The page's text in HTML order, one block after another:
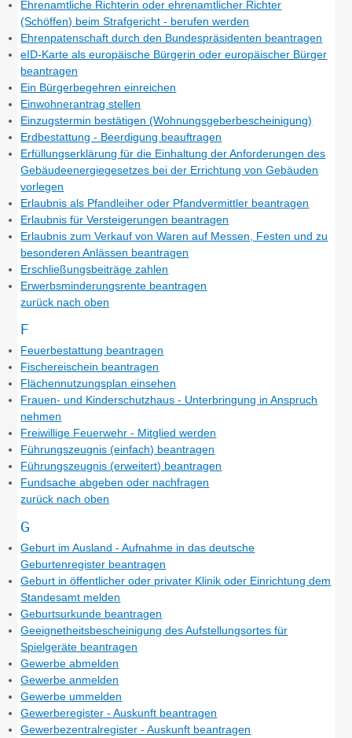
Ehrenamtliche Richterin oder ehrenamtlicher Richter
(Schöffen) beim Strafgericht - berufen werden
Ehrenpatenschaft durch den Bundespräsidenten beantragen
eID-Karte als europäische Bürgerin oder europäischer Bürger
beantragen
Ein Bürgerbegehren einreichen
Einwohnerantrag stellen
Einzugstermin bestätigen (Wohnungsgeberbescheinigung)
Erdbestattung - Beerdigung beauftragen
Erfüllungserklärung für die Einhaltung der Anforderungen des
Gebäudeenergiegesetzes bei der Errichtung von Gebäuden
vorlegen
Erlaubnis als Pfandleiher oder Pfandvermittler beantragen
Erlaubnis für Versteigerungen beantragen
Erlaubnis zum Verkauf von Waren auf Messen, Festen und zu
besonderen Anlässen beantragen
Erschließungsbeiträge zahlen
Erwerbsminderungsrente beantragen
zurück nach oben
F
Feuerbestattung beantragen
Fischereischein beantragen
Flächennutzungsplan einsehen
Frauen- und Kinderschutzhaus - Unterbringung in Anspruch
nehmen
Freiwillige Feuerwehr - Mitglied werden
Führungszeugnis (einfach) beantragen
Führungszeugnis (erweitert) beantragen
Fundsache abgeben oder nachfragen
zurück nach oben
G
Geburt im Ausland - Aufnahme in das deutsche
Geburtenregister beantragen
Geburt in öffentlicher oder privater Klinik oder Einrichtung dem
Standesamt melden
Geburtsurkunde beantragen
Geeignetheitsbescheinigung des Aufstellungsortes für
Spielgeräte beantragen
Gewerbe abmelden
Gewerbe anmelden
Gewerbe ummelden
Gewerberegister - Auskunft beantragen
Gewerbezentralregister - Auskunft beantragen